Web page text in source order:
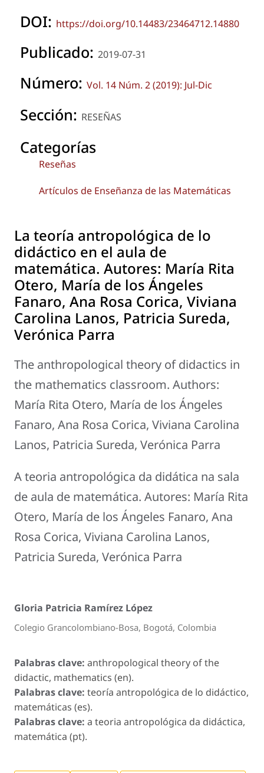
DOI: https://doi.org/10.14483/23464712.14880
Publicado: 2019-07-31
Número: Vol. 14 Núm. 2 (2019): Jul-Dic
Sección: RESEÑAS
Categorías
Reseñas
Artículos de Enseñanza de las Matemáticas
La teoría antropológica de lo
didáctico en el aula de
matemática. Autores: María Rita
Otero, María de los Ángeles
Fanaro, Ana Rosa Corica, Viviana
Carolina Lanos, Patricia Sureda,
Verónica Parra
The anthropological theory of didactics in
the mathematics classroom. Authors:
María Rita Otero, María de los Ángeles
Fanaro, Ana Rosa Corica, Viviana Carolina
Lanos, Patricia Sureda, Verónica Parra
A teoria antropológica da didática na sala
de aula de matemática. Autores: María Rita
Otero, María de los Ángeles Fanaro, Ana
Rosa Corica, Viviana Carolina Lanos,
Patricia Sureda, Verónica Parra
Gloria Patricia Ramírez López
Colegio Grancolombiano-Bosa, Bogotá, Colombia
Palabras clave: anthropological theory of the
didactic, mathematics (en).
Palabras clave: teoría antropológica de lo didáctico,
matemáticas (es).
Palabras clave: a teoria antropológica da didáctica,
matemática (pt).